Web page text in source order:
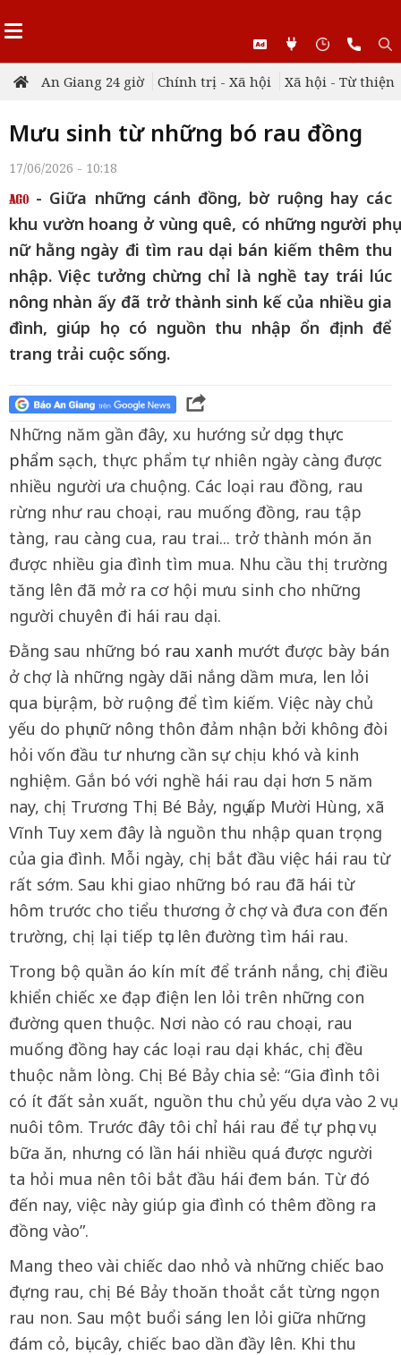
An Giang 24 giờ Chính trị - Xã hội Xã hội - Từ thiện
Mưu sinh từ những bó rau đồng
17/06/2026 - 10:18
- Giữa những cánh đồng, bờ ruộng hay các
khu vườn hoang ở vùng quê, có những người phụ
nữ hằng ngày đi tìm rau dại bán kiếm thêm thu
nhập. Việc tưởng chừng chỉ là nghề tay trái lúc
nông nhàn ấy đã trở thành sinh kế của nhiều gia
đình, giúp họ có nguồn thu nhập ổn định để
trang trải cuộc sống.
Những năm gần đây, xu hướng sử dụng thực
phẩm sạch, thực phẩm tự nhiên ngày càng được
nhiều người ưa chuộng. Các loại rau đồng, rau
rừng như rau choại, rau muống đồng, rau tập
tàng, rau càng cua, rau trai... trở thành món ăn
được nhiều gia đình tìm mua. Nhu cầu thị trường
tăng lên đã mở ra cơ hội mưu sinh cho những
người chuyên đi hái rau dại.
Đằng sau những bó rau xanh mướt được bày bán
ở chợ là những ngày dãi nắng dầm mưa, len lỏi
qua bụi rậm, bờ ruộng để tìm kiếm. Việc này chủ
yếu do phụ nữ nông thôn đảm nhận bởi không đòi
hỏi vốn đầu tư nhưng cần sự chịu khó và kinh
nghiệm. Gắn bó với nghề hái rau dại hơn 5 năm
nay, chị Trương Thị Bé Bảy, ngụ ấp Mười Hùng, xã
Vĩnh Tuy xem đây là nguồn thu nhập quan trọng
của gia đình. Mỗi ngày, chị bắt đầu việc hái rau từ
rất sớm. Sau khi giao những bó rau đã hái từ
hôm trước cho tiểu thương ở chợ và đưa con đến
trường, chị lại tiếp tục lên đường tìm hái rau.
Trong bộ quần áo kín mít để tránh nắng, chị điều
khiển chiếc xe đạp điện len lỏi trên những con
đường quen thuộc. Nơi nào có rau choại, rau
muống đồng hay các loại rau dại khác, chị đều
thuộc nằm lòng. Chị Bé Bảy chia sẻ: “Gia đình tôi
có ít đất sản xuất, nguồn thu chủ yếu dựa vào 2 vụ
nuôi tôm. Trước đây tôi chỉ hái rau để tự phục vụ
bữa ăn, nhưng có lần hái nhiều quá được người
ta hỏi mua nên tôi bắt đầu hái đem bán. Từ đó
đến nay, việc này giúp gia đình có thêm đồng ra
đồng vào”.
Mang theo vài chiếc dao nhỏ và những chiếc bao
đựng rau, chị Bé Bảy thoăn thoắt cắt từng ngọn
rau non. Sau một buổi sáng len lỏi giữa những
đám cỏ, bụi cây, chiếc bao dần đầy lên. Khi thu